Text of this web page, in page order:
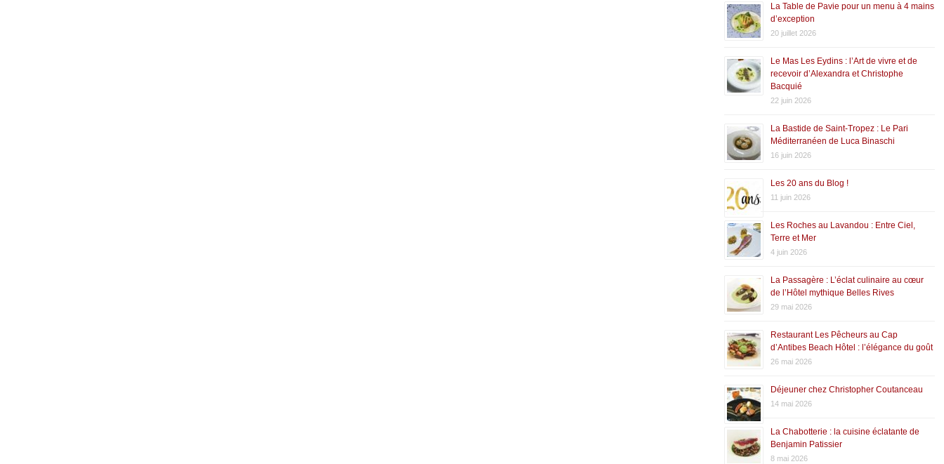
La Table de Pavie pour un menu à 4 mains
d’exception
20 juillet 2026
Le Mas Les Eydins : l’Art de vivre et de
recevoir d’Alexandra et Christophe
Bacquié
22 juin 2026
La Bastide de Saint-Tropez : Le Pari
Méditerranéen de Luca Binaschi
16 juin 2026
Les 20 ans du Blog !
11 juin 2026
Les Roches au Lavandou : Entre Ciel,
Terre et Mer
4 juin 2026
La Passagère : L’éclat culinaire au cœur
de l’Hôtel mythique Belles Rives
29 mai 2026
Restaurant Les Pêcheurs au Cap
d’Antibes Beach Hôtel : l’élégance du goût
26 mai 2026
Déjeuner chez Christopher Coutanceau
14 mai 2026
La Chabotterie : la cuisine éclatante de
Benjamin Patissier
8 mai 2026